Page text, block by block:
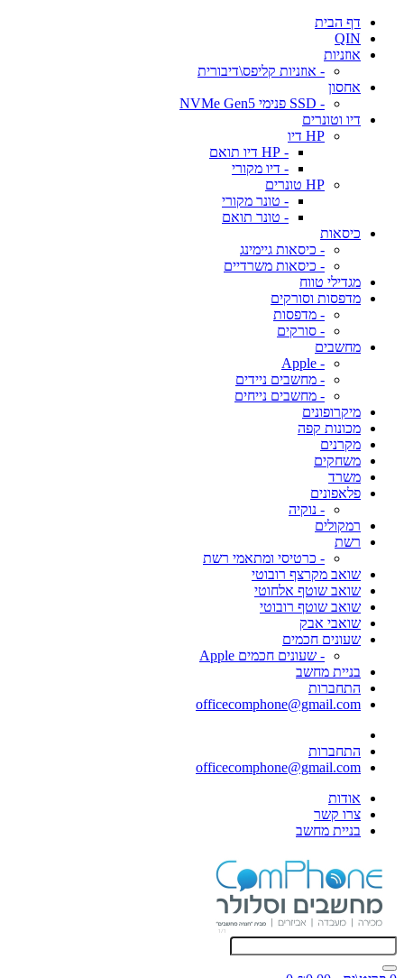
דף הבית
QIN
אוזניות
- אוזניות קליפס\דיבורית
אחסון
- SSD פנימי NVMe Gen5
דיו וטונרים
HP דיו
- HP דיו תואם
- דיו מקורי
HP טונרים
- טונר מקורי
- טונר תואם
כיסאות
- כיסאות גיימינג
- כיסאות משרדיים
מגדילי טווח
מדפסות וסורקים
- מדפסות
- סורקים
מחשבים
- Apple
- מחשבים ניידים
- מחשבים נייחים
מיקרופונים
מכונות קפה
מקרנים
משחקים
משרד
פלאפונים
- נוקיה
רמקולים
רשת
- כרטיסי ומתאמי רשת
שואב מקרצף רובוטי
שואב שוטף אלחוטי
שואב שוטף רובוטי
שואבי אבק
שעונים חכמים
- שעונים חכמים Apple
בניית מחשב
התחברות
officecomphone@gmail.com
התחברות
officecomphone@gmail.com
אודות
צרו קשר
בניית מחשב